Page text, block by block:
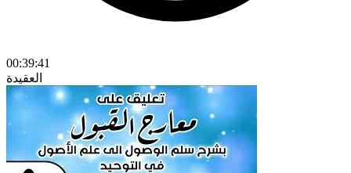
00:39:41
العقيدة